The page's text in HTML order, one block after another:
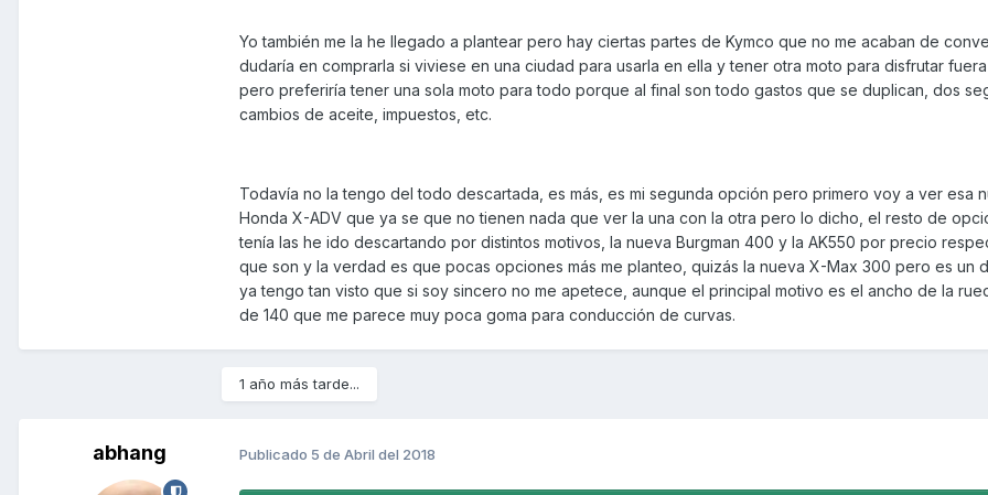
Yo también me la he llegado a plantear pero hay ciertas partes de Kymco que no me acaban de
dudaría en comprarla si viviese en una ciudad para usarla en ella y tener otra moto para disfrutar
pero preferiría tener una sola moto para todo porque al final son todo gastos que se duplican, dos
cambios de aceite, impuestos, etc.
Todavía no la tengo del todo descartada, es más, es mi segunda opción pero primero voy a ver esa
Honda X-ADV que ya se que no tienen nada que ver la una con la otra pero lo dicho, el resto de
tenía las he ido descartando por distintos motivos, la nueva Burgman 400 y la AK550 por precio
que son y la verdad es que pocas opciones más me planteo, quizás la nueva X-Max 300 pero es un
ya tengo tan visto que si soy sincero no me apetece, aunque el principal motivo es el ancho de la
de 140 que me parece muy poca goma para conducción de curvas.
1 año más tarde...
abhang Publicado 5 de Abril del 2018